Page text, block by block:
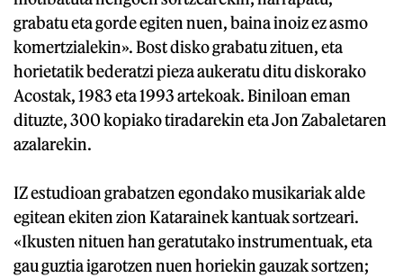
grabatu eta gorde egiten nuen, baina inoiz ez asmo
komertzialekin». Bost disko grabatu zituen, eta
horietatik bederatzi pieza aukeratu ditu diskorako
Acostak, 1983 eta 1993 artekoak. Biniloan eman
dituzte, 300 kopiako tiradarekin eta Jon Zabaletaren
azalarekin.
IZ estudioan grabatzen egondako musikariak alde
egitean ekiten zion Katarainek kantuak sortzeari.
«Ikusten nituen han geratutako instrumentuak, eta
gau guztia igarotzen nuen horiekin gauzak sortzen;